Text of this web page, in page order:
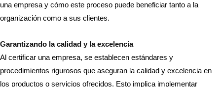
una empresa y cómo este proceso puede beneficiar tanto a la
organización como a sus clientes.
Garantizando la calidad y la excelencia
Al certificar una empresa, se establecen estándares y
procedimientos rigurosos que aseguran la calidad y excelencia en
los productos o servicios ofrecidos. Esto implica implementar